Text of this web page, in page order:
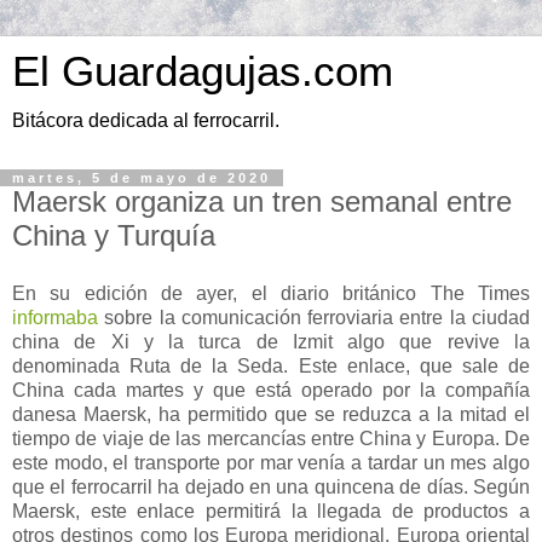
El Guardagujas.com
Bitácora dedicada al ferrocarril.
martes, 5 de mayo de 2020
Maersk organiza un tren semanal entre
China y Turquía
En su edición de ayer, el diario británico The Times
informaba sobre la comunicación ferroviaria entre la ciudad
china de Xi y la turca de Izmit algo que revive la
denominada Ruta de la Seda. Este enlace, que sale de
China cada martes y que está operado por la compañía
danesa Maersk, ha permitido que se reduzca a la mitad el
tiempo de viaje de las mercancías entre China y Europa. De
este modo, el transporte por mar venía a tardar un mes algo
que el ferrocarril ha dejado en una quincena de días. Según
Maersk, este enlace permitirá la llegada de productos a
otros destinos como los Europa meridional, Europa oriental